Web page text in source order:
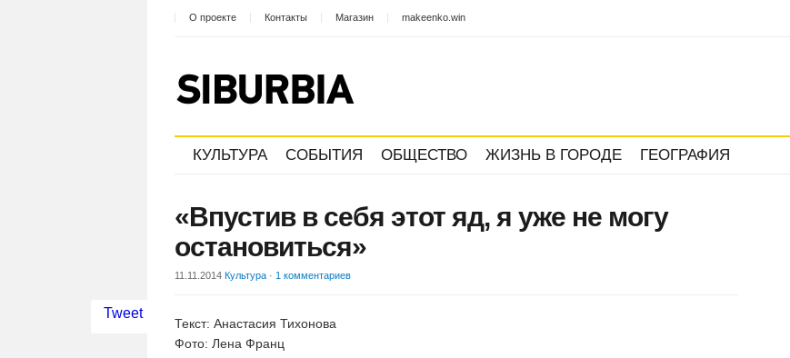
О проекте Контакты Магазин makeenko.win
КУЛЬТУРА СОБЫТИЯ ОБЩЕСТВО ЖИЗНЬ В ГОРОДЕ ГЕОГРАФИЯ
«Впустив в себя этот яд, я уже не могу
остановиться»
11.11.2014 Культура · 1 комментариев
Текст: Анастасия Тихонова
Фото: Лена Франц
Tweet